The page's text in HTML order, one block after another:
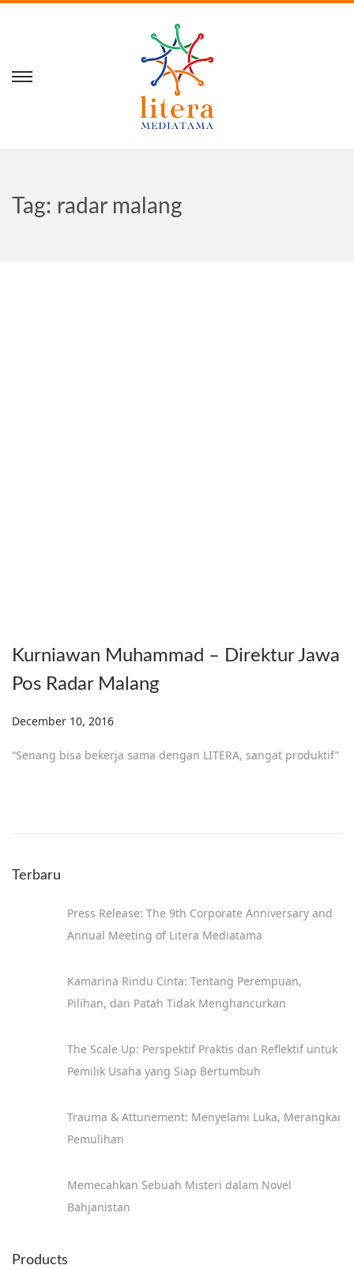
Tag: radar malang
Kurniawan Muhammad – Direktur Jawa
Pos Radar Malang
Posted on
December 10, 2016
“Senang bisa bekerja sama dengan LITERA, sangat produktif”
Terbaru
Press Release: The 9th Corporate Anniversary and
Annual Meeting of Litera Mediatama
Kamarina Rindu Cinta: Tentang Perempuan,
Pilihan, dan Patah Tidak Menghancurkan
The Scale Up: Perspektif Praktis dan Reflektif untuk
Pemilik Usaha yang Siap Bertumbuh
Trauma & Attunement: Menyelami Luka, Merangkai
Pemulihan
Memecahkan Sebuah Misteri dalam Novel
Bahjanistan
Products